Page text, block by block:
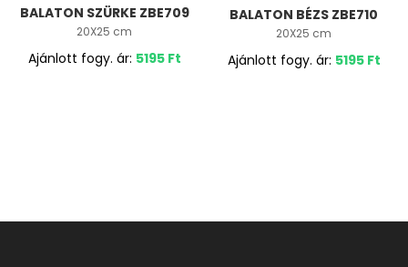
BALATON SZÜRKE ZBE709
20X25 cm
Ajánlott fogy. ár: 5195 Ft
BALATON BÉZS ZBE710
20X25 cm
Ajánlott fogy. ár: 5195 Ft